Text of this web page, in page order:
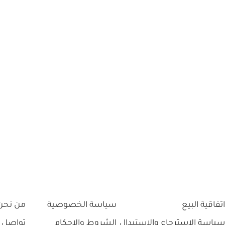
اتفاقية البيع
سياسة الخصوصية
من